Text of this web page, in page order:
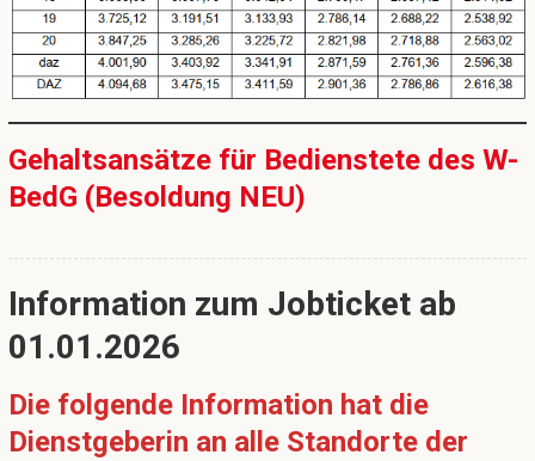
Gehaltsansätze für Bedienstete des W-
BedG (Besoldung NEU)
Information zum Jobticket ab
01.01.2026
Die folgende Information hat die
Dienstgeberin an alle Standorte der